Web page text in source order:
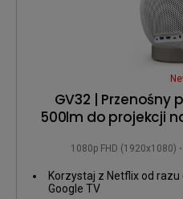
GV32 | Przenośny
500lm do projekcji
1080p FHD (1920x1080)
Korzystaj z Netflix od
Google TV